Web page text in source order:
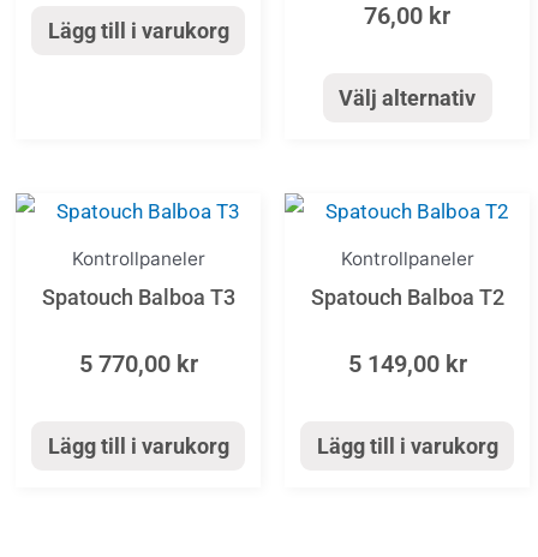
Lägg till i varukorg
76,00 kr
Välj alternativ
De
alternativen
på
Kontrollpaneler
Spatouch Balboa T3
5 770,00 kr
Lägg till i varukorg
Kontrollpaneler
Spatouch Balboa T2
5 149,00 kr
Lägg till i varukorg